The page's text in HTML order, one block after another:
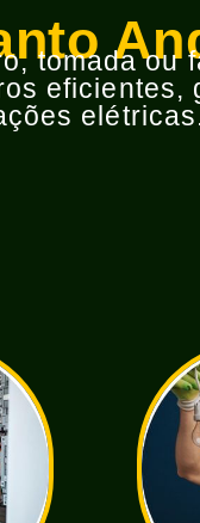
tomada ou
eficientes,